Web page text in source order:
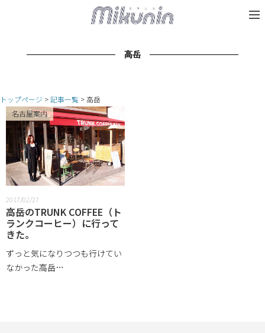
高岳
トップページ 記事一覧
高岳
名古屋案内
2017/02/27
高岳のTRUNK COFFEE（ト
ランクコーヒー）に行って
きた。
ずっと気になりつつも行けてい
なかった高岳…